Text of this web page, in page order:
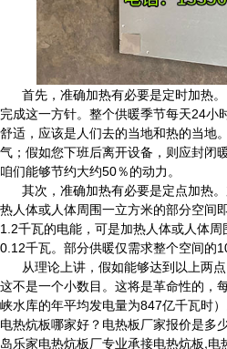
首先，准确加热有必要是定时加热
完成这一方针。整个供暖季节每天24小
舒适，应该是人们去的当地和热的当地
气；假如您下班后离开设备，则应封闭
咱们能够节约大约50％的动力。
其次，准确加热有必要是定点加热
热人体或人体周围一立方米的部分空间
1.2千瓦的电能，可是加热人体或人体
0.12千瓦。部分供暖仅需求整个空间的
从理论上讲，假如能够达到以上两
这不是一个小数目。这将是革命性的，
峡水库的年平均发电量为847亿千瓦时）
电热炕板哪家好？电热板厂家报价是多
岛乐家电热炕板厂专业承接电热炕板,